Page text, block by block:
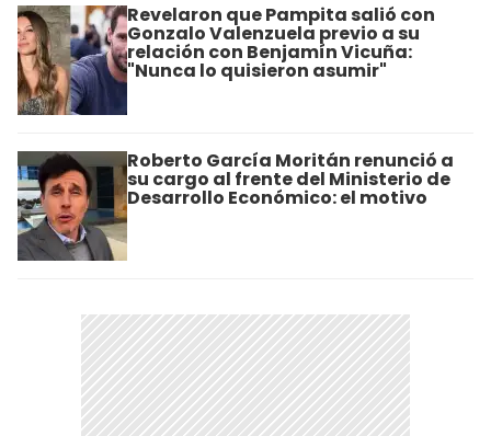
Revelaron que Pampita salió con
Gonzalo Valenzuela previo a su
relación con Benjamín Vicuña:
"Nunca lo quisieron asumir"
Roberto García Moritán renunció a
su cargo al frente del Ministerio de
Desarrollo Económico: el motivo